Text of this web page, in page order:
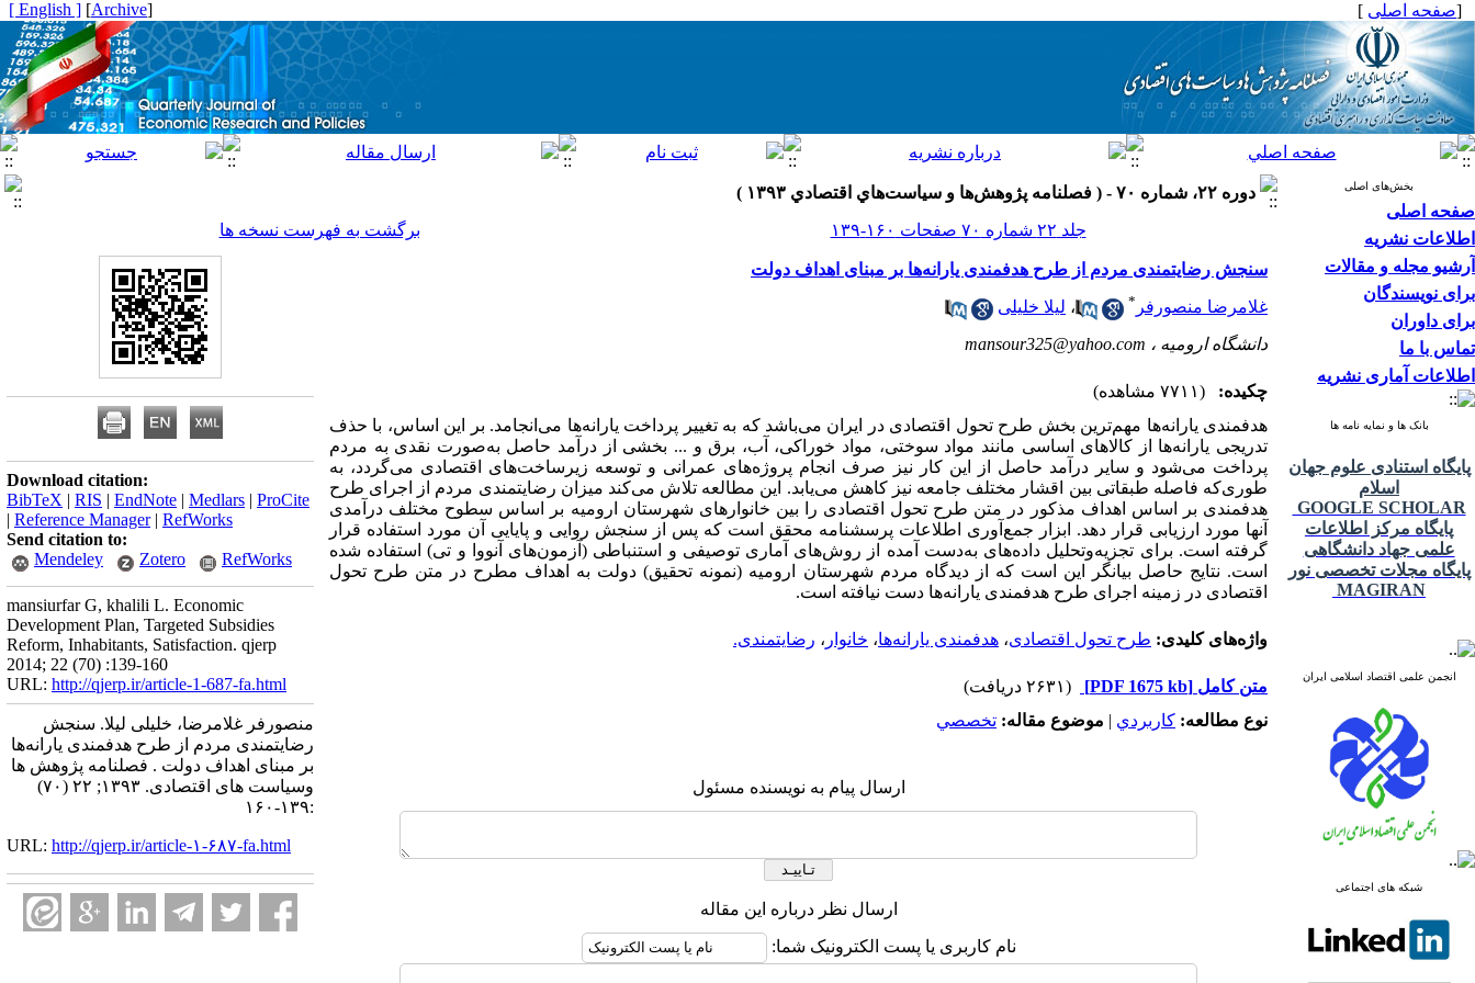
[صفحه اصلی ]
[
Archive
]
[ English ]
بخش‌های اصلی
صفحه اصلی
اطلاعات نشریه
آرشیو مجله و مقالات
برای نویسندگان
برای داوران
تماس با ما
اطلاعات آماری نشریه
بانک ها و نمایه نامه ها
پایگاه استنادی علوم جهان
اسلام
GOOGLE SCHOLAR
پایگاه مرکز اطلاعات
علمی جهاد دانشگاهی
پایگاه مجلات تخصصی نور
MAGIRAN
انجمن علمی اقتصاد اسلامی ایران
شبکه های اجتماعی
دوره ۲۲، شماره ۷۰ - ( فصلنامه پژوهش‌ها و سياست‌هاي اقتصادي ۱۳۹۳ )
جلد ۲۲ شماره ۷۰ صفحات ۱۶۰-۱۳۹
برگشت به فهرست نسخه ها
سنجش رضایتمندی مردم از طرح هدفمندی یارانه‌ها بر مبنای اهداف دولت
غلامرضا منصورفر * ، لیلا خلیلی
دانشگاه ارومیه ، mansour325@yahoo.com
چکیده:
(۷۷۱۱ مشاهده)
هدفمندی یارانه‌ها مهم‌ترین بخش طرح تحول اقتصادی در ایران می‌باشد که به تغییر پرداخت یارانه‌ها می‌انجامد. بر این اساس، با حذف
تدریجی یارانه‌ها از کالاهای اساسی مانند مواد سوختی، مواد خوراکی، آب، برق و ... بخشی از درآمد حاصل به‌صورت نقدی به مردم
پرداخت می‌شود و سایر درآمد حاصل از این کار نیز صرف انجام پروژه‌های عمرانی و توسعه زیرساخت‌های اقتصادی می‌گردد، به
‌طوری‌که فاصله طبقاتی بین اقشار مختلف جامعه نیز کاهش می‌یابد. این مطالعه تلاش می‌کند میزان رضایتمندی مردم از اجرای طرح
هدفمندی بر اساس اهداف مذکور در متن طرح تحول اقتصادی را بین خانوارهای شهرستان ارومیه بر اساس سطوح مختلف درآمدی
آنها مورد ارزیابی قرار دهد. ابزار جمع‌آوری اطلاعات پرسشنامه محقق است که پس از سنجش روایی و پایایی آن مورد استفاده قرار
گرفته است. برای تجزیه‌و‌تحلیل داده‌های به‌دست آمده از روش‌های آماری توصیفی و استنباطی (آزمون‌های آنووا و تی) استفاده شده
است. نتایج حاصل بیانگر این است که از دیدگاه مردم شهرستان ارومیه (نمونه تحقیق) دولت به اهداف مطرح در متن طرح تحول
اقتصادی در زمینه اجرای طرح هدفمندی یارانه‌ها دست نیافته است.
واژه‌های کلیدی: طرح تحول اقتصادی، هدفمندی یارانه‌ها، خانوار ، رضایتمندی.
متن کامل [PDF 1675 kb]
(۲۶۳۱ دریافت)
نوع مطالعه: كاربردي | موضوع مقاله: تخصصي
ارسال پیام به نویسنده مسئول
ارسال نظر درباره این مقاله
نام کاربری یا پست الکترونیک شما:
Download citation:
BibTeX | RIS | EndNote | Medlars | ProCite
| Reference Manager| RefWorks
Send citation to:
Mendeley
Zotero RefWorks
mansiurfar G, khalili L. Economic
Development Plan, Targeted Subsidies
Reform, Inhabitants, Satisfaction. qjerp
2014; 22 (70) :139-160
URL: http://qjerp.ir/article-1-687-fa.html
منصورفر غلامرضا، خلیلی لیلا. سنجش
رضایتمندی مردم از طرح هدفمندی یارانه‌ها
بر مبنای اهداف دولت . فصلنامه پژوهش ها
وسیاست های اقتصادی. ۱۳۹۳; ۲۲ (۷۰)
:۱۳۹-۱۶۰
URL: http://qjerp.ir/article-۱-۶۸۷-fa.html